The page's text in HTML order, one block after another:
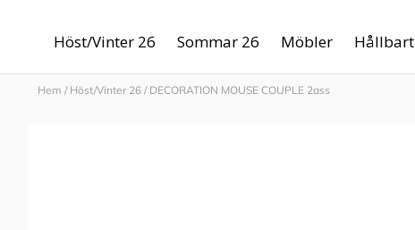
Höst/Vinter 26 Sommar 26 Möbler Hållbart
Hem / Höst/Vinter 26 / DECORATION MOUSE COUPLE 2ass